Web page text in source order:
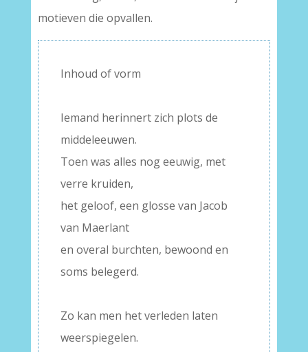
motieven die opvallen.
Inhoud of vorm
Iemand herinnert zich plots de
middeleeuwen.
Toen was alles nog eeuwig, met
verre kruiden,
het geloof, een glosse van Jacob
van Maerlant
en overal burchten, bewoond en
soms belegerd.
Zo kan men het verleden laten
weerspiegelen.